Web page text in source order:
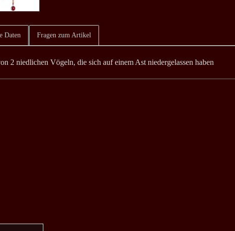
Daten Fragen zum Artikel
2 niedlichen Vögeln, die sich auf einem Ast niedergelassen haben